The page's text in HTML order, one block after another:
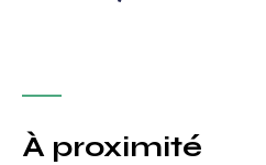
À proximité